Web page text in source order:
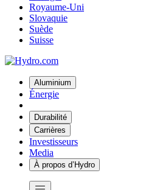
Royaume-Uni
Slovaquie
Suède
Suisse
Aluminium
Énergie
Durabilité
Carrières
Investisseurs
Media
À propos d’Hydro